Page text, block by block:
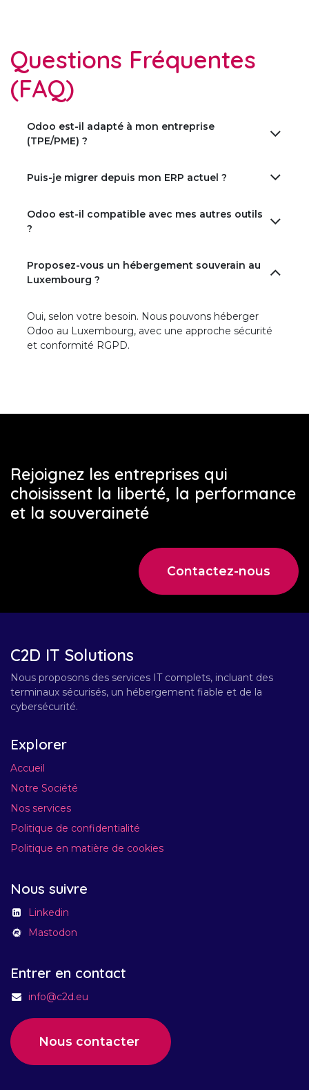
Questions Fréquentes
(FAQ)
Odoo est-il adapté à mon entreprise
(TPE/PME) ?
Puis-je migrer depuis mon ERP actuel ?
Odoo est-il compatible avec mes autres outils
?
Proposez-vous un hébergement souverain au
Luxembourg ?
Oui, selon votre besoin. Nous pouvons héberger
Odoo au Luxembourg, avec une approche sécurité
et conformité RGPD.
Rejoignez les entreprises qui
choisissent la liberté, la performance
et la souveraineté
Contactez-nous
C2D IT Solutions
Nous proposons des services IT complets, incluant des
terminaux sécurisés, un hébergement fiable et de la
cybersécurité.
Explorer
Accueil
Notre Société
Nos services
Politique de confidentialité
Politique en matière de cookies
Nous suivre
Linkedin
Mastodon
Entrer en contact
info@c2d.eu
Nous contacter